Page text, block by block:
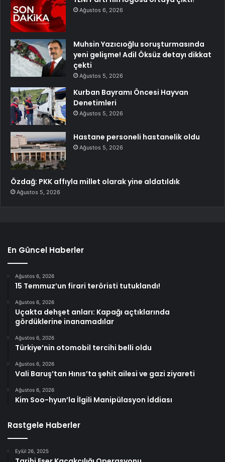
Ağustos 6, 2026
Muhsin Yazıcıoğlu soruşturmasında
yeni gelişme! Adil Öksüz detayı dikkat
çekti
Ağustos 5, 2026
Kurban Bayramı Öncesi Hayvan
Denetimleri
Ağustos 5, 2026
Hastane personeli hastanelik oldu
Ağustos 5, 2026
Özdağ: PKK affıyla millet olarak yine aldatıldık
Ağustos 5, 2026
En Güncel Haberler
Ağustos 6, 2026
15 Temmuz’un firari teröristi tutuklandı!
Ağustos 6, 2026
Uçakta dehşet anları: Kapağı açtıklarında
gördüklerine inanamadılar
Ağustos 6, 2026
Türkiye’nin otomobil tercihi belli oldu
Ağustos 6, 2026
Vali Baruş’tan Hınıs’ta şehit ailesi ve gazi ziyareti
Ağustos 6, 2026
Kim Soo-hyun’la İlgili Manipülasyon İddiası
Rastgele Haberler
Eylül 26, 2025